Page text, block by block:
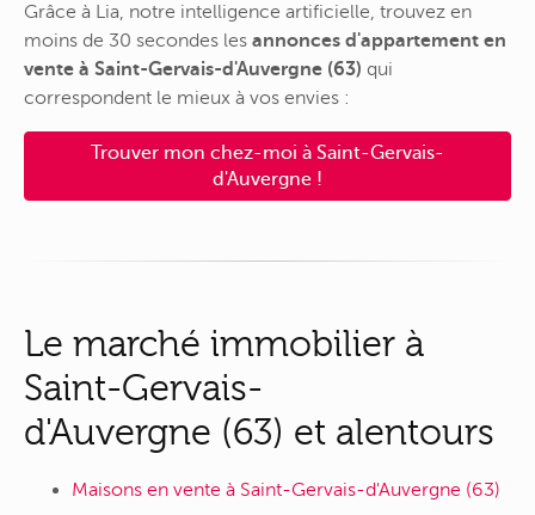
Grâce à Lia, notre intelligence artificielle, trouvez en
moins de 30 secondes les annonces d'appartement en
vente à Saint-Gervais-d'Auvergne (63) qui
correspondent le mieux à vos envies :
Trouver mon chez-moi à Saint-Gervais-
d'Auvergne !
Le marché immobilier à
Saint-Gervais-
d'Auvergne (63) et alentours
Maisons en vente à Saint-Gervais-d'Auvergne (63)